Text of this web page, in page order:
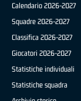
Calendario 2026-2027
Squadre 2026-2027
Classifica 2026-2027
Giocatori 2026-2027
Statistiche individuali
Statistiche squadra